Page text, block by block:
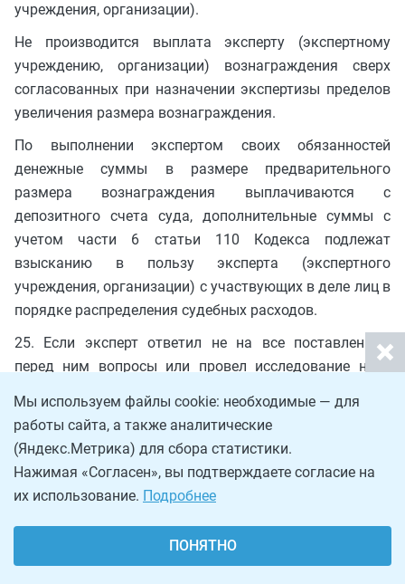
учреждения, организации).
Не производится выплата эксперту (экспертному
учреждению, организации) вознаграждения сверх
согласованных при назначении экспертизы пределов
увеличения размера вознаграждения.
По выполнении экспертом своих обязанностей
денежные суммы в размере предварительного
размера вознаграждения выплачиваются с
депозитного счета суда, дополнительные суммы с
учетом части 6 статьи 110 Кодекса подлежат
взысканию в пользу эксперта (экспертного
учреждения, организации) с участвующих в деле лиц в
порядке распределения судебных расходов.
25. Если эксперт ответил не на все поставленные
перед ним вопросы или провел исследование не в
невозможность дальнейшего производства
экспертизы и подготовки заключения (например,
объекты исследования непригодны или недостаточны
для дачи заключения и эксперту отказано в их
дополнении, отпала необходимость в продолжении
проведения экспертизы), эксперту (экспертному
учреждению, организации) оплачивается стоимость
Мы используем файлы cookie: необходимые — для
работы сайта, а также аналитические
(Яндекс.Метрика) для сбора статистики.
Нажимая «Согласен», вы подтверждаете согласие на
их использование. Подробнее
ПОНЯТНО